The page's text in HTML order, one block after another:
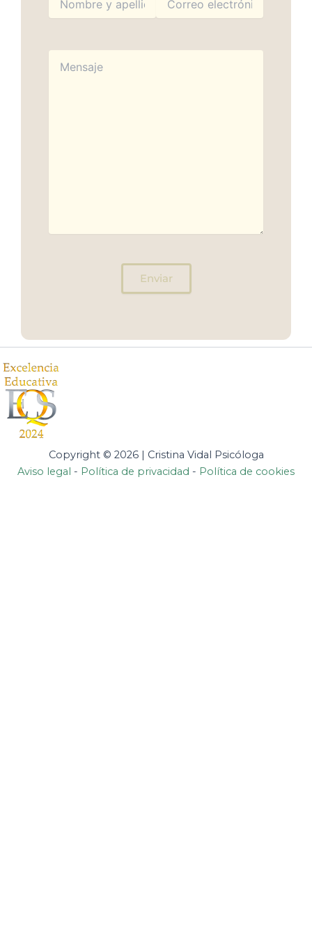
Copyright © 2026 | Cristina Vidal Psicóloga
Aviso legal - Política de privacidad - Política de cookies